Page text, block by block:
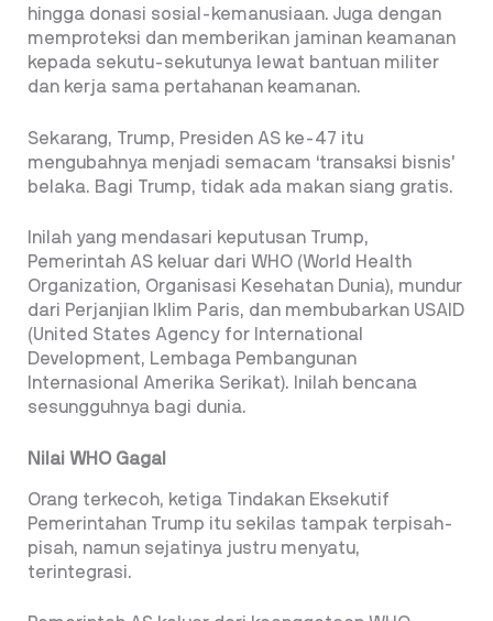
hingga donasi sosial-kemanusiaan. Juga dengan
memproteksi dan memberikan jaminan keamanan
kepada sekutu-sekutunya lewat bantuan militer
dan kerja sama pertahanan keamanan.
Sekarang, Trump, Presiden AS ke-47 itu
mengubahnya menjadi semacam ‘transaksi bisnis’
belaka. Bagi Trump, tidak ada makan siang gratis.
Inilah yang mendasari keputusan Trump,
Pemerintah AS keluar dari WHO (World Health
Organization, Organisasi Kesehatan Dunia), mundur
dari Perjanjian Iklim Paris, dan membubarkan USAID
(United States Agency for International
Development, Lembaga Pembangunan
Internasional Amerika Serikat). Inilah bencana
sesungguhnya bagi dunia.
Nilai WHO Gagal
Orang terkecoh, ketiga Tindakan Eksekutif
Pemerintahan Trump itu sekilas tampak terpisah-
pisah, namun sejatinya justru menyatu,
terintegrasi.